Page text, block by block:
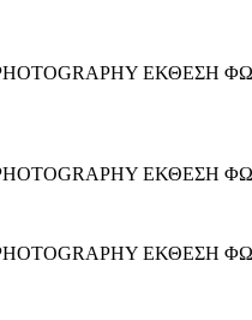
ΕΚΘΕΣΗ
ΕΚΘΕΣΗ
ΕΚΘΕΣΗ